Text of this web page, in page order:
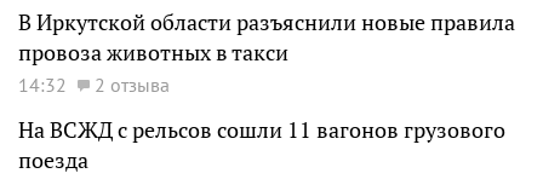
В Иркутской области разъяснили новые правила
провоза животных в такси
14:32 2 отзыва
На ВСЖД с рельсов сошли 11 вагонов грузового
поезда